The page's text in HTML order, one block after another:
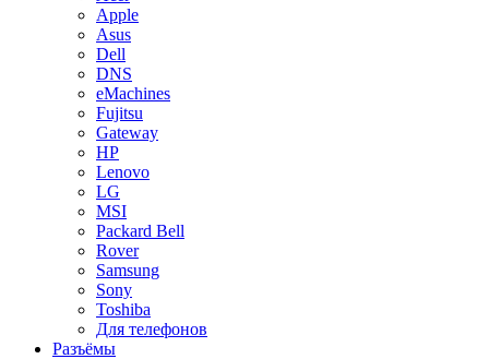
Apple
Asus
Dell
DNS
eMachines
Fujitsu
Gateway
HP
Lenovo
LG
MSI
Packard Bell
Rover
Samsung
Sony
Toshiba
Для телефонов
Разъёмы